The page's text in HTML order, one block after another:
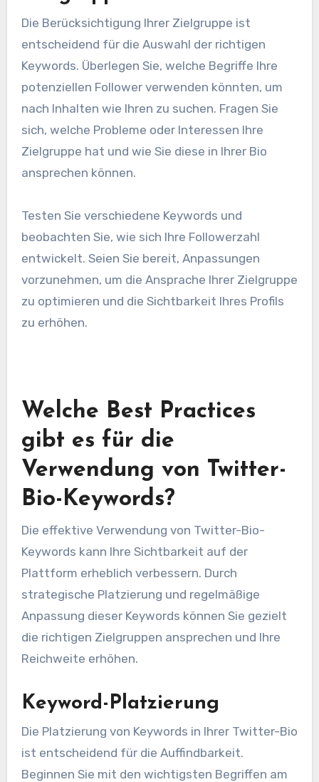
Die Berücksichtigung Ihrer Zielgruppe ist
entscheidend für die Auswahl der richtigen
Keywords. Überlegen Sie, welche Begriffe Ihre
potenziellen Follower verwenden könnten, um
nach Inhalten wie Ihren zu suchen. Fragen Sie
sich, welche Probleme oder Interessen Ihre
Zielgruppe hat und wie Sie diese in Ihrer Bio
ansprechen können.
Testen Sie verschiedene Keywords und
beobachten Sie, wie sich Ihre Followerzahl
entwickelt. Seien Sie bereit, Anpassungen
vorzunehmen, um die Ansprache Ihrer Zielgruppe
zu optimieren und die Sichtbarkeit Ihres Profils
zu erhöhen.
Welche Best Practices
gibt es für die
Verwendung von Twitter-
Bio-Keywords?
Die effektive Verwendung von Twitter-Bio-
Keywords kann Ihre Sichtbarkeit auf der
Plattform erheblich verbessern. Durch
strategische Platzierung und regelmäßige
Anpassung dieser Keywords können Sie gezielt
die richtigen Zielgruppen ansprechen und Ihre
Reichweite erhöhen.
Keyword-Platzierung
Die Platzierung von Keywords in Ihrer Twitter-Bio
ist entscheidend für die Auffindbarkeit.
Beginnen Sie mit den wichtigsten Begriffen am